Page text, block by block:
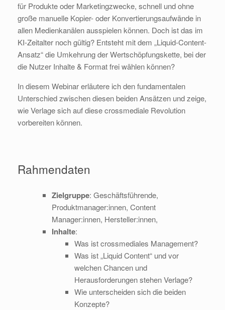
für Produkte oder Marketingzwecke, schnell und ohne
große manuelle Kopier- oder Konvertierungsaufwände in
allen Medienkanälen ausspielen können. Doch ist das im
KI-Zeitalter noch gültig? Entsteht mit dem „Liquid-Content-
Ansatz“ die Umkehrung der Wertschöpfungskette, bei der
die Nutzer Inhalte & Format frei wählen können?
In diesem Webinar erläutere ich den fundamentalen
Unterschied zwischen diesen beiden Ansätzen und zeige,
wie Verlage sich auf diese crossmediale Revolution
vorbereiten können.
Rahmendaten
Zielgruppe: Geschäftsführende,
Produktmanager:innen, Content
Manager:innen, Hersteller:innen,
Inhalte:
Was ist crossmediales Management?
Was ist „Liquid Content“ und vor
welchen Chancen und
Herausforderungen stehen Verlage?
Wie unterscheiden sich die beiden
Konzepte?